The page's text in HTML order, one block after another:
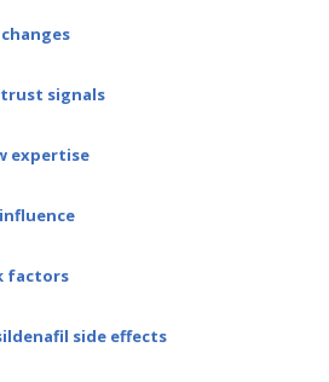
signals
expertise
factors
side effects